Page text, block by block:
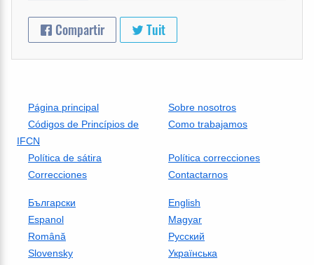
Compartir Tuit
Página principal
Sobre nosotros
Códigos de Princípios de
IFCN
Como trabajamos
Política de sátira
Política correcciones
Correcciones
Contactarnos
Български
English
Espanol
Magyar
Română
Русский
Slovensky
Українська